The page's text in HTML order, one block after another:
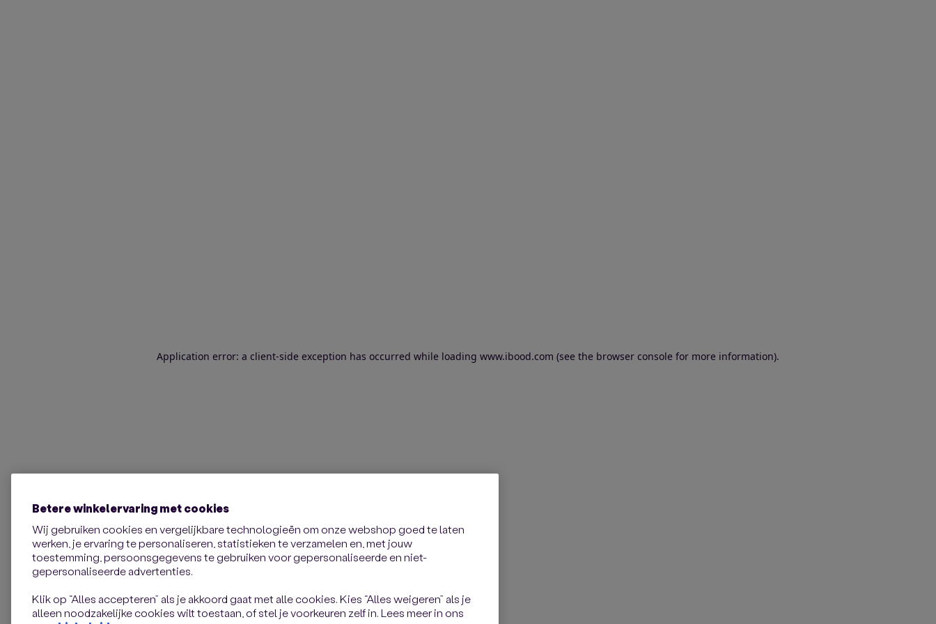
Application error: a client-side exception has occurred while loading www.ibood.com (see the browser console for more information).
Betere winkelervaring met cookies
Wij gebruiken cookies en vergelijkbare technologieën om onze webshop goed te laten
werken, je ervaring te personaliseren, statistieken te verzamelen en, met jouw
toestemming, persoonsgegevens te gebruiken voor gepersonaliseerde en niet-
gepersonaliseerde advertenties.
Klik op “Alles accepteren” als je akkoord gaat met alle cookies. Kies “Alles weigeren” als je
alleen noodzakelijke cookies wilt toestaan, of stel je voorkeuren zelf in. Lees meer in ons